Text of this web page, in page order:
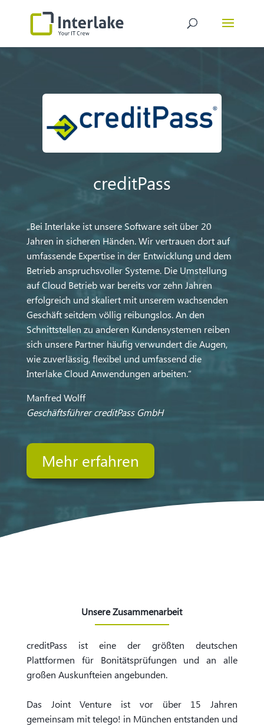
creditPass
„Bei Interlake ist unsere Software seit über 20
Jahren in sicheren Händen. Wir vertrauen dort auf
umfassende Expertise in der Entwicklung und dem
Betrieb anspruchsvoller Systeme. Die Umstellung
auf Cloud Betrieb war bereits vor zehn Jahren
erfolgreich und skaliert mit unserem wachsenden
Geschäft seitdem völlig reibungslos. An den
Schnittstellen zu anderen Kundensystemen reiben
sich unsere Partner häufig verwundert die Augen,
wie zuverlässig, flexibel und umfassend die
Interlake Cloud Anwendungen arbeiten.“
Manfred Wolff
Geschäftsführer creditPass GmbH
Mehr erfahren
Unsere Zusammenarbeit
creditPass ist eine der größten deutschen
Plattformen für Bonitätsprüfungen und an alle
großen Auskunfteien angebunden.
Das Joint Venture ist vor über 15 Jahren
gemeinsam mit telego! in München entstanden und